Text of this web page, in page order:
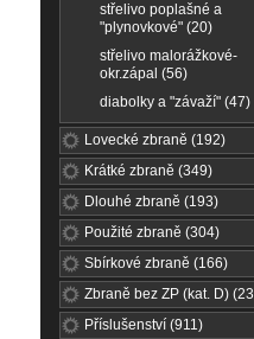
střelivo poplašné a
"plynovkové" (20)
střelivo malorážkové-
okr.zápal (56)
diabolky a "závaží" (47)
Lovecké zbraně (192)
Krátké zbraně (349)
Dlouhé zbraně (193)
Použité zbraně (304)
Sbírkové zbraně (166)
Zbraně bez ZP (kat. D)
Příslušenství (911)